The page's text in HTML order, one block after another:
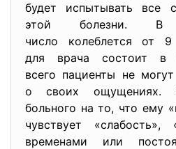
будет испытывать все
этой болезни. В
число колеблется от
для врача состоит
всего пациенты не
о своих ощущениях.
больного на то, что ему
чувствует «слабость»,
временами или